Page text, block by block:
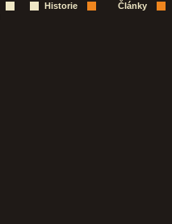
Historie
Články